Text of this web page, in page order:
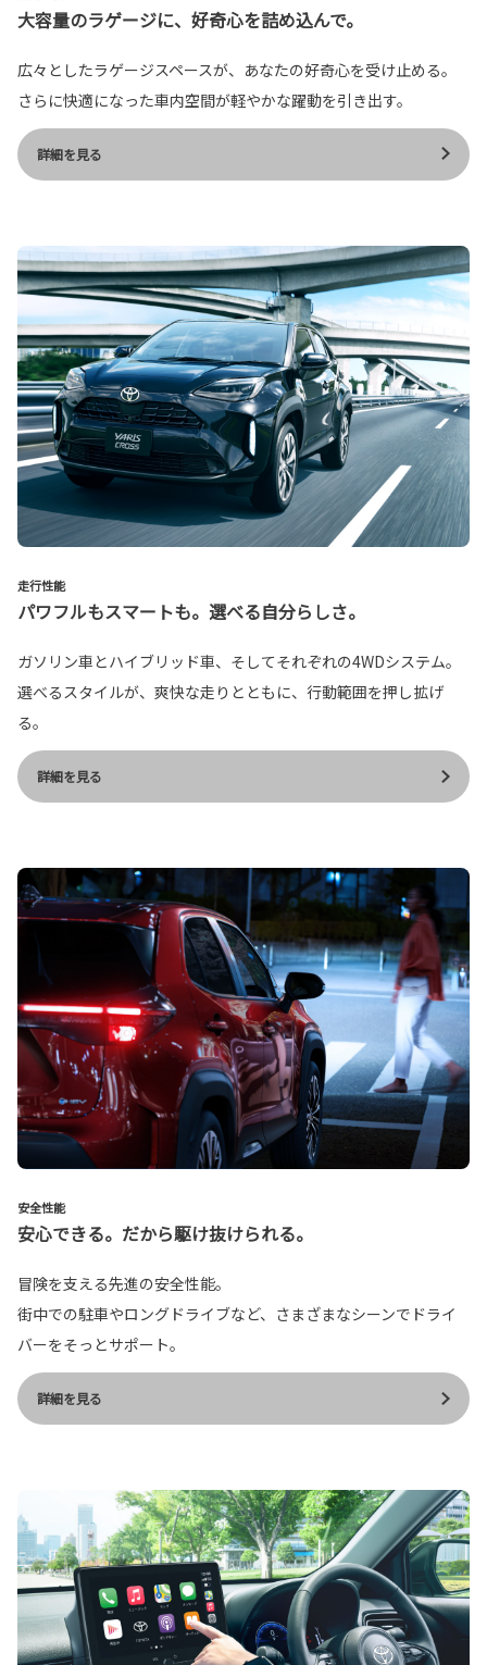
大容量のラゲージに、好奇心を詰め込んで。
広々としたラゲージスペースが、あなたの好奇心を受け止める。
さらに快適になった車内空間が軽やかな躍動を引き出す。
詳細を見る
走行性能
パワフルもスマートも。選べる自分らしさ。
ガソリン車とハイブリッド車、そしてそれぞれの4WDシステム。
選べるスタイルが、爽快な走りとともに、行動範囲を押し拡げ
る。
詳細を見る
安全性能
安心できる。だから駆け抜けられる。
冒険を支える先進の安全性能。
街中での駐車やロングドライブなど、さまざまなシーンでドライ
バーをそっとサポート。
詳細を見る